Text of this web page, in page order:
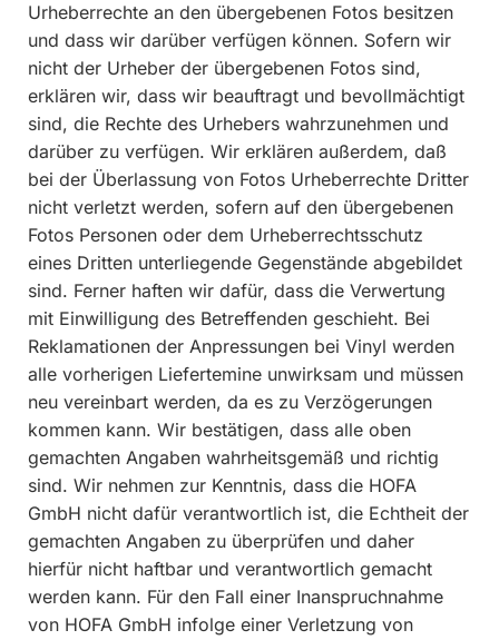
Urheberrechte an den übergebenen Fotos besitzen
und dass wir darüber verfügen können. Sofern wir
nicht der Urheber der übergebenen Fotos sind,
erklären wir, dass wir beauftragt und bevollmächtigt
sind, die Rechte des Urhebers wahrzunehmen und
darüber zu verfügen. Wir erklären außerdem, daß
bei der Überlassung von Fotos Urheberrechte Dritter
nicht verletzt werden, sofern auf den übergebenen
Fotos Personen oder dem Urheberrechtsschutz
eines Dritten unterliegende Gegenstände abgebildet
sind. Ferner haften wir dafür, dass die Verwertung
mit Einwilligung des Betreffenden geschieht. Bei
Reklamationen der Anpressungen bei Vinyl werden
alle vorherigen Liefertemine unwirksam und müssen
neu vereinbart werden, da es zu Verzögerungen
kommen kann. Wir bestätigen, dass alle oben
gemachten Angaben wahrheitsgemäß und richtig
sind. Wir nehmen zur Kenntnis, dass die HOFA
GmbH nicht dafür verantwortlich ist, die Echtheit der
gemachten Angaben zu überprüfen und daher
hierfür nicht haftbar und verantwortlich gemacht
werden kann. Für den Fall einer Inanspruchnahme
von HOFA GmbH infolge einer Verletzung von